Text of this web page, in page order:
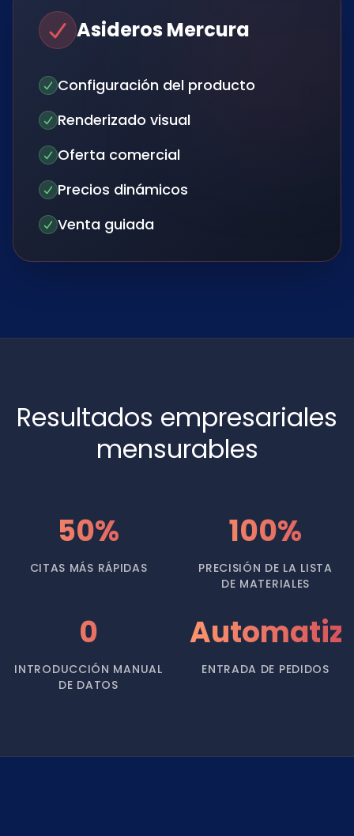
Asideros Mercura
Configuración del producto
Renderizado visual
Oferta comercial
Precios dinámicos
Venta guiada
Resultados empresariales
mensurables
50%
CITAS MÁS RÁPIDAS
100%
PRECISIÓN DE LA LISTA
DE MATERIALES
0
INTRODUCCIÓN MANUAL
DE DATOS
ENTRADA DE PEDIDOS